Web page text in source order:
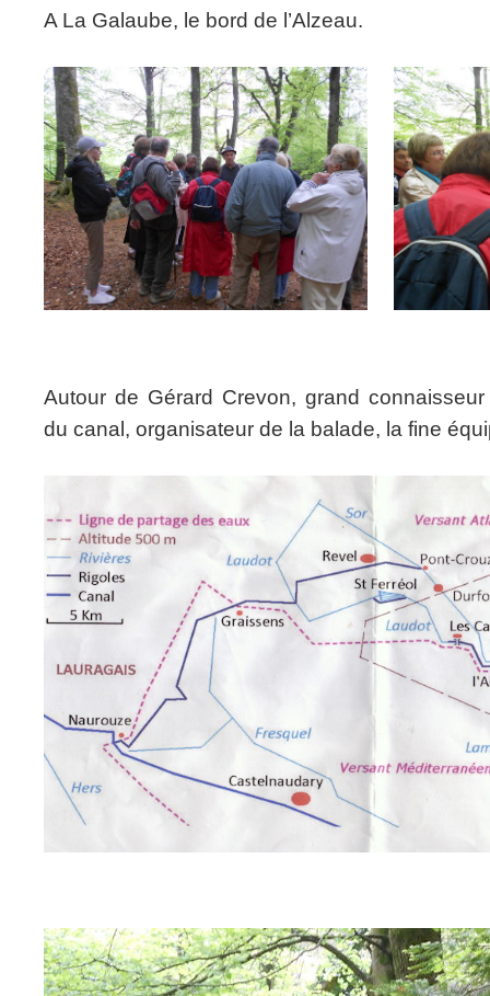
A La Galaube, le bord de l’Alzeau.
Autour de Gérard Crevon, grand
du canal, organisateur de la balade, la fine